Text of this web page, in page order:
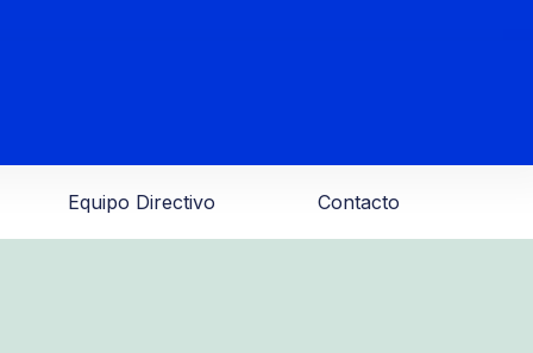
Equipo Directivo Contacto